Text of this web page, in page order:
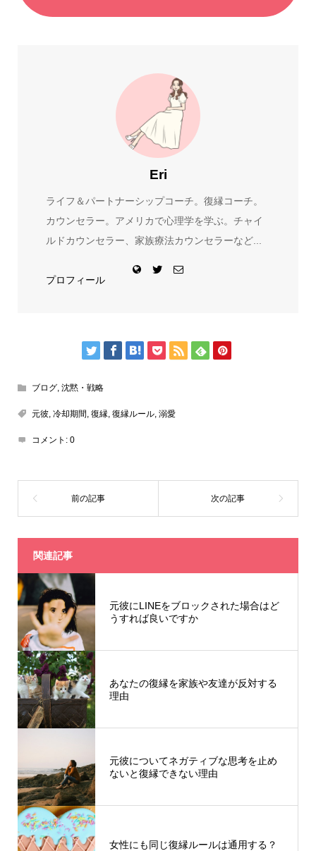
Eri
ライフ＆パートナーシップコーチ。復縁コーチ。
カウンセラー。アメリカで心理学を学ぶ。チャイ
ルドカウンセラー、家族療法カウンセラーなど...
プロフィール
ブログ, 沈黙・戦略
元彼, 冷却期間 復縁, 復縁ルール, 溺愛
コメント: 0
関連記事
元彼にLINEをブロックされた場合はど
うすれば良いですか
あなたの復縁を家族や友達が反対する
理由
元彼についてネガティブな思考を止め
ないと復縁できない理由
女性にも同じ復縁ルールは通用する？